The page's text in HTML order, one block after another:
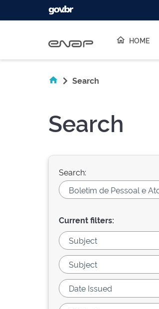
HOME
Search
Search
Search:
Current filters: